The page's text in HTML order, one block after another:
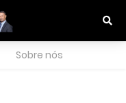
Sobre nós